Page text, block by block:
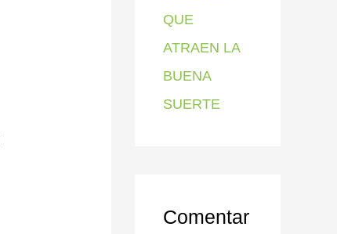
QUE
ATRAEN LA
BUENA
SUERTE
Comentar